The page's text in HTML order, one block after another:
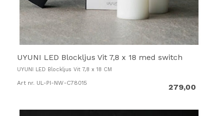
UYUNI LED Blockljus Vit 7,8 x 18 med switch
UYUNI LED Blockljus Vit 7,8 x 18 CM
Art nr. UL-PI-NW-C78015 279,00